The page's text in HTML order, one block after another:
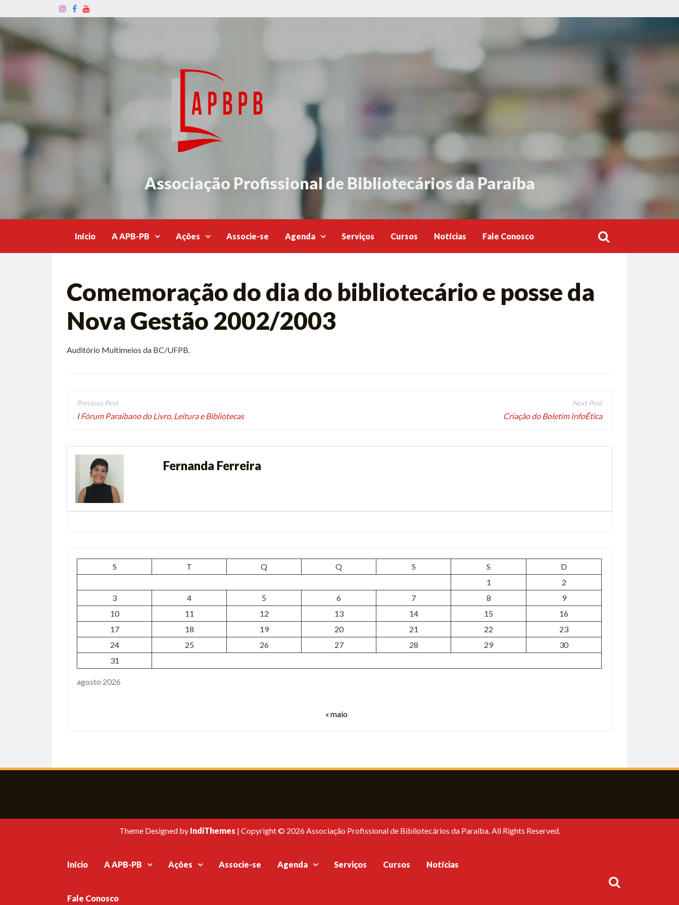
Associação Profissional de Bibliotecários da Paraíba
Início A APB-PB Ações Associe-se Agenda Serviços Cursos Notícias Fale Conosco
Comemoração do dia do bibliotecário e posse da
Nova Gestão 2002/2003
Auditório Multimeios da BC/UFPB.
I Fórum Paraibano do Livro, Leitura e Bibliotecas Criação do Boletim InfoÉtica
Fernanda Ferreira
agosto 2026
S T Q Q S S
D
1
2
3
4 5 6 7 8
9
10
11 12 13 14 15
16
17
18 19 20 21 22
23
24
25 26 27 28 29
30
31
« maio
Theme Designed by IndiThemes | Copyright © 2026 Associação Profissional de Bibliotecários da Paraíba. All Rights Reserved.
Início A APB-PB Ações Associe-se Agenda Serviços Cursos Notícias
Fale Conosco